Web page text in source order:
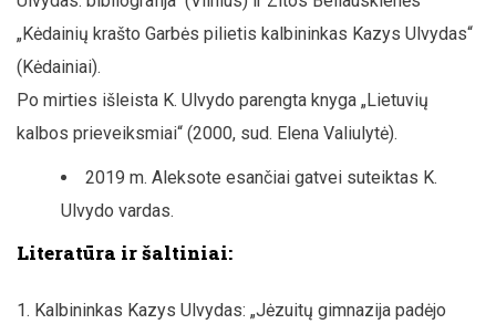
„Kėdainių krašto Garbės pilietis kalbininkas Kazys Ulvydas“
(Kėdainiai).
Po mirties išleista K. Ulvydo parengta knyga „Lietuvių
kalbos prieveiksmiai“ (2000, sud. Elena Valiulytė).
2019 m. Aleksote esančiai gatvei suteiktas K.
Ulvydo vardas.
Literatūra ir šaltiniai:
Kalbininkas Kazys Ulvydas: „Jėzuitų gimnazija padėjo